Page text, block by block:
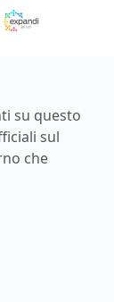
su questo
sul
che